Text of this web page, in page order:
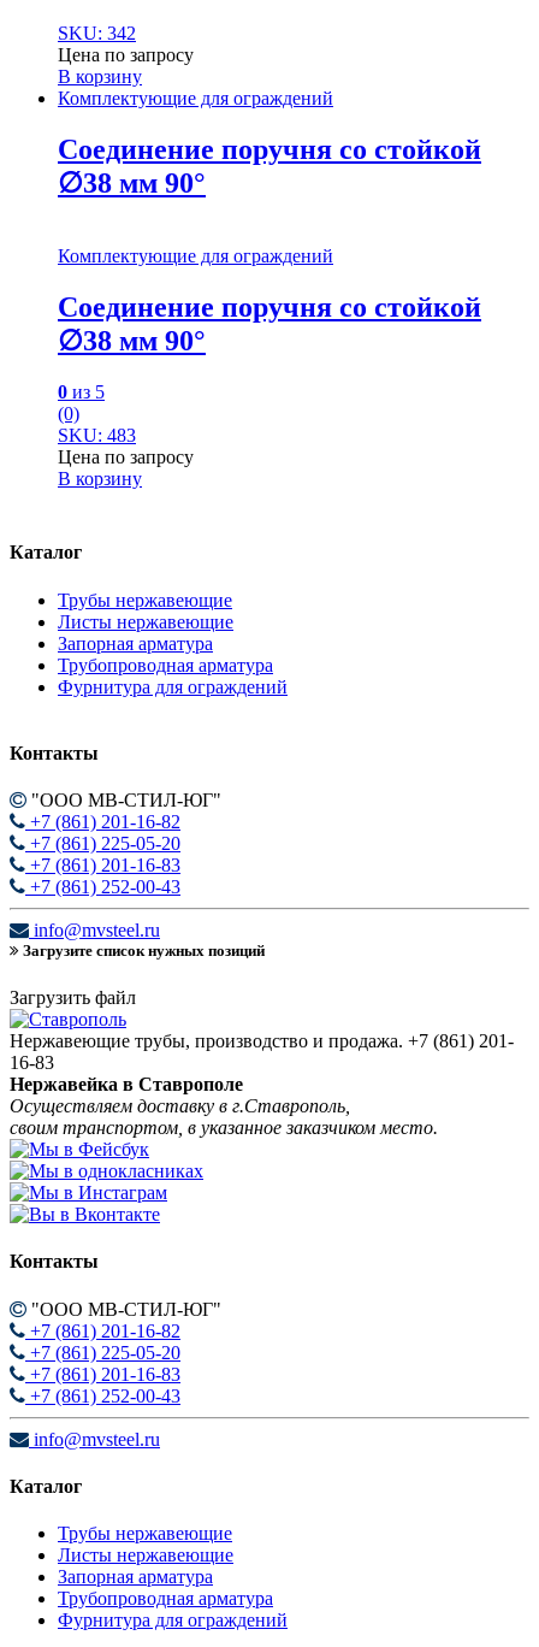
SKU: 342
Цена по запросу
В корзину
Комплектующие для ограждений
Соединение поручня со стойкой
∅38 мм 90°
Комплектующие для ограждений
Соединение поручня со стойкой
∅38 мм 90°
0 из 5
(0)
SKU: 483
Цена по запросу
В корзину
Каталог
Трубы нержавеющие
Листы нержавеющие
Запорная арматура
Трубопроводная арматура
Фурнитура для ограждений
Контакты
"ООО МВ-СТИЛ-ЮГ"
+7 (861) 201-16-82
+7 (861) 225-05-20
+7 (861) 201-16-83
+7 (861) 252-00-43
info@mvsteel.ru
Загрузите список нужных позиций
Загрузить файл
Нержавеющие трубы, производство и продажа. +7 (861) 201-
16-83
Нержавейка в Ставрополе
Осуществляем доставку в г.Ставрополь,
своим транспортом, в указанное заказчиком место.
Контакты
"ООО МВ-СТИЛ-ЮГ"
+7 (861) 201-16-82
+7 (861) 225-05-20
+7 (861) 201-16-83
+7 (861) 252-00-43
info@mvsteel.ru
Каталог
Трубы нержавеющие
Листы нержавеющие
Запорная арматура
Трубопроводная арматура
Фурнитура для ограждений